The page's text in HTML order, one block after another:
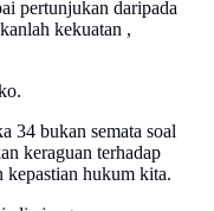
pertunjukan daripada
kekuatan ,
34 bukan semata soal
keraguan terhadap
kepastian hukum kita.